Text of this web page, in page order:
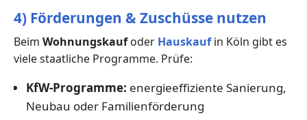
4) Förderungen & Zuschüsse nutzen
Beim Wohnungskaufoder Hauskaufin Köln gibt es
viele staatliche Programme. Prüfe:
KfW-Programme: energieeffiziente Sanierung,
Neubau oder Familienförderung